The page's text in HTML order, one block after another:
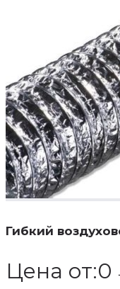
Гибкий
Цена от:0